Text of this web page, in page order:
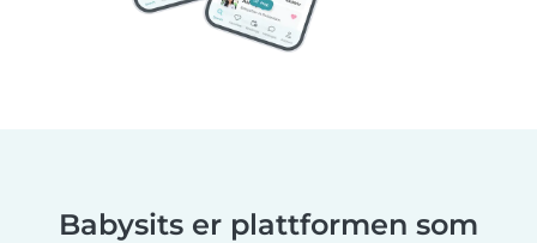
Babysits er plattformen som